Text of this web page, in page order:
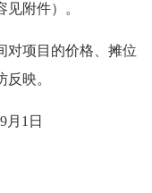
附件）。
对项目的价格、摊位
映。
9月 1 日